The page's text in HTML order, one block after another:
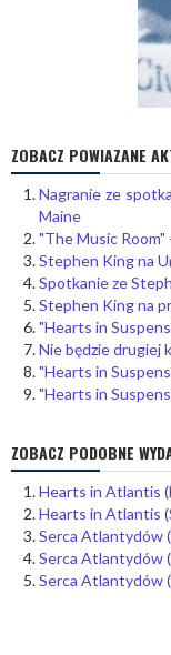
ZOBACZ POWIAZANE
Nagranie ze
Maine
"The Music Room"
Stephen King na
Spotkanie ze
Stephen King na
"Hearts in
Nie będzie drugiej
"Hearts in
"Hearts in
ZOBACZ PODOBNE
Hearts in Atlantis
Hearts in Atlantis
Serca Atlantydów
Serca Atlantydów
Serca Atlantydów